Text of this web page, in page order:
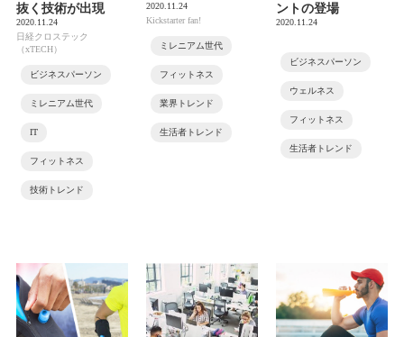
抜く技術が出現
2020.11.24
日経クロステック
（xTECH）
ビジネスパーソン
ミレニアム世代
IT
フィットネス
技術トレンド
2020.11.24
Kickstarter fan!
ミレニアム世代
フィットネス
業界トレンド
生活者トレンド
ントの登場
2020.11.24
ビジネスパーソン
ウェルネス
フィットネス
生活者トレンド